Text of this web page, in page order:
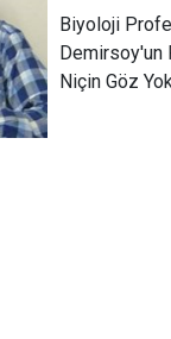
Biyoloji
Demirsoy'un
Niçin Göz